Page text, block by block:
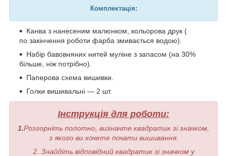
Комплектація:
Канва з нанесеним малюнком, кольорова друк (
по закінчення роботи фарба змивається водою).
Набір бавовняних нитей муліне з запасом (на 30%
більше, ніж потрібно).
Паперова схема вишивки.
Голки вишивальні — 2 шт.
Інструкція для роботи:
1.Розгорніть полотно, визначте квадратик зі значком,
з якого ви хочете почати вишивання.
2. Знайдіть відповідний квадратик зі значком у